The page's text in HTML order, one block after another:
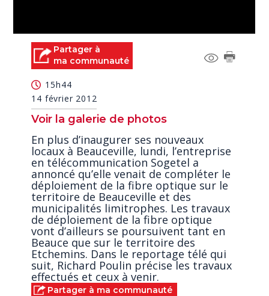
seconds Partager à
ma communauté
15h44
14 février 2012
Voir la galerie de photos
En plus d’inaugurer ses nouveaux
locaux à Beauceville, lundi, l’entreprise
en télécommunication Sogetel a
annoncé qu’elle venait de compléter le
déploiement de la fibre optique sur le
territoire de Beauceville et des
municipalités limitrophes. Les travaux
de déploiement de la fibre optique
vont d’ailleurs se poursuivent tant en
Beauce que sur le territoire des
Etchemins. Dans le reportage télé qui
suit, Richard Poulin précise les travaux
effectués et ceux à venir.
Partager à ma communauté